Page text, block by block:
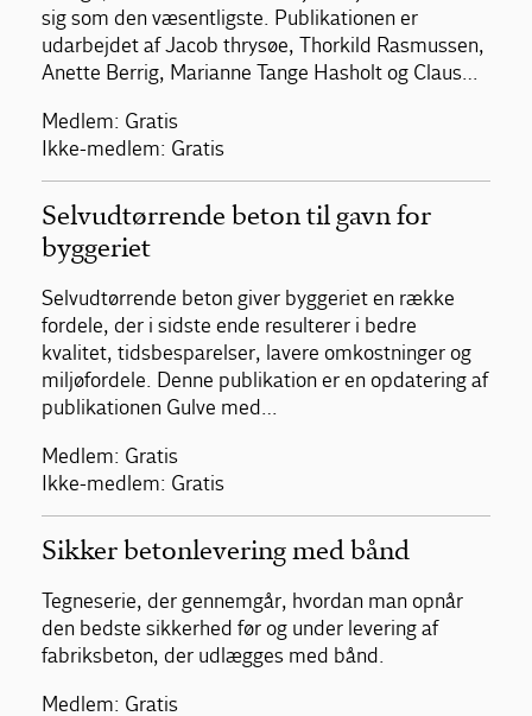
sig som den væsentligste. Publikationen er
udarbejdet af Jacob thrysøe, Thorkild Rasmussen,
Anette Berrig, Marianne Tange Hasholt og Claus…
Medlem: Gratis
Ikke-medlem: Gratis
Selvudtørrende beton til gavn for
byggeriet
Selvudtørrende beton giver byggeriet en række
fordele, der i sidste ende resulterer i bedre
kvalitet, tidsbesparelser, lavere omkostninger og
miljøfordele. Denne publikation er en opdatering af
publikationen Gulve med…
Medlem: Gratis
Ikke-medlem: Gratis
Sikker betonlevering med bånd
Tegneserie, der gennemgår, hvordan man opnår
den bedste sikkerhed før og under levering af
fabriksbeton, der udlægges med bånd.
Medlem: Gratis